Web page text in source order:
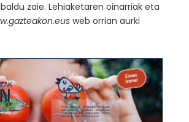
zaie. Lehiaketaren oinarriak eta
web orrian aurki